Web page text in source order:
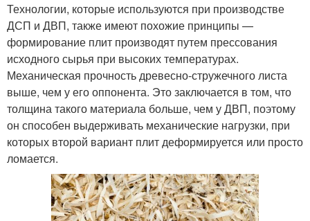
Технологии, которые используются при производстве
ДСП и ДВП, также имеют похожие принципы —
формирование плит производят путем прессования
исходного сырья при высоких температурах.
Механическая прочность древесно-стружечного листа
выше, чем у его оппонента. Это заключается в том, что
толщина такого материала больше, чем у ДВП, поэтому
он способен выдерживать механические нагрузки, при
которых второй вариант плит деформируется или просто
ломается.